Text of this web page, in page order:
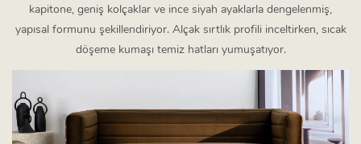
kapitone, geniş kolçaklar ve ince siyah ayaklarla dengelenmiş,
yapısal formunu şekillendiriyor. Alçak sırtlık profili inceltirken, sıcak
döşeme kumaşı temiz hatları yumuşatıyor.